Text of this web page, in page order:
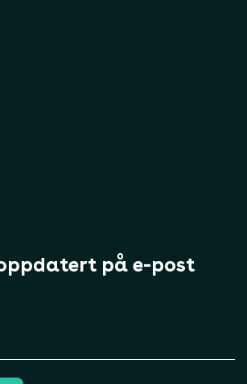
på e-post